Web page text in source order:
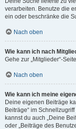
verarbeiten. Benutze die
ein oder beschränke die
Nach oben
Wie kann ich nach
Gehe zur „Mitglieder“-
Nach oben
Wie kann ich meine
Deine eigenen Beiträge
Beiträge“ im
kannst du auch „Deine
oder „Beiträge des